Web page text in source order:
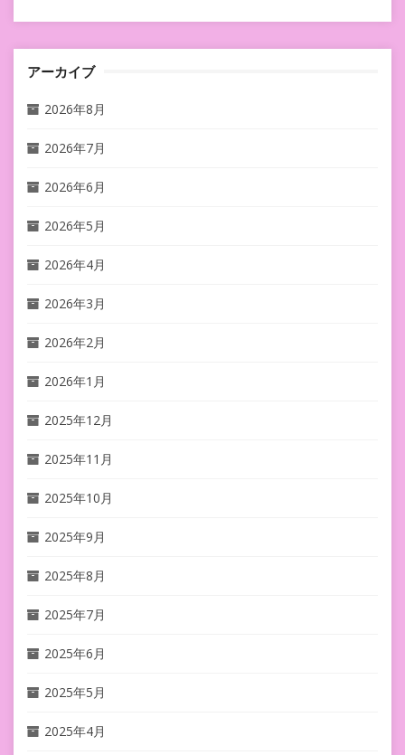
アーカイブ
2026年8月
2026年7月
2026年6月
2026年5月
2026年4月
2026年3月
2026年2月
2026年1月
2025年12月
2025年11月
2025年10月
2025年9月
2025年8月
2025年7月
2025年6月
2025年5月
2025年4月